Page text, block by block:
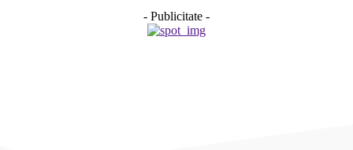
- Publicitate -